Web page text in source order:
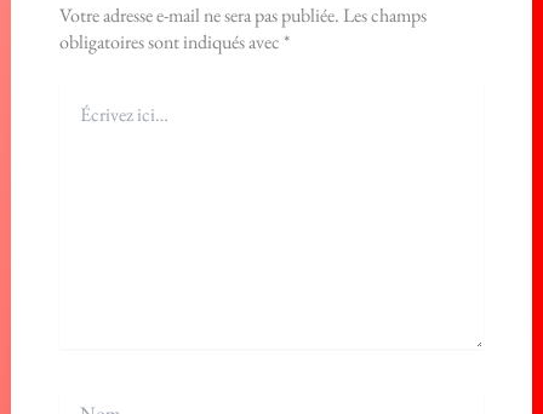
Votre adresse e-mail ne sera pas publiée.Les champs
obligatoires sont indiqués avec *
ici…